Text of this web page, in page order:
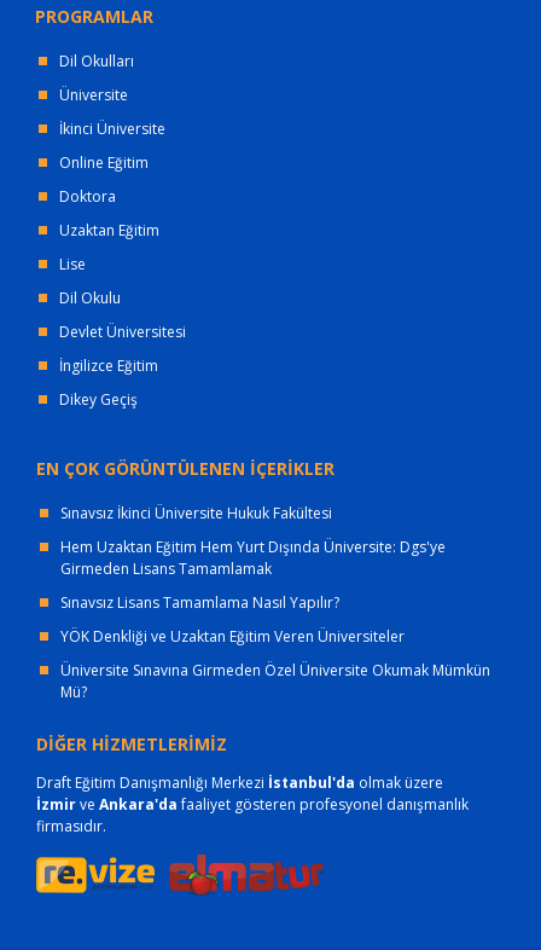
PROGRAMLAR
Dil Okulları
Üniversite
İkinci Üniversite
Online Eğitim
Doktora
Uzaktan Eğitim
Lise
Dil Okulu
Devlet Üniversitesi
İngilizce Eğitim
Dikey Geçiş
EN ÇOK GÖRÜNTÜLENEN İÇERİKLER
Sınavsız İkinci Üniversite Hukuk Fakültesi
Hem Uzaktan Eğitim Hem Yurt Dışında Üniversite: Dgs'ye
Girmeden Lisans Tamamlamak
Sınavsız Lisans Tamamlama Nasıl Yapılır?
YÖK Denkliği ve Uzaktan Eğitim Veren Üniversiteler
Üniversite Sınavına Girmeden Özel Üniversite Okumak Mümkün
Mü?
DİĞER HİZMETLERİMİZ
Draft Eğitim Danışmanlığı Merkezi İstanbul'da olmak üzere
İzmirve Ankara'dafaaliyet gösteren profesyonel danışmanlık
firmasıdır.